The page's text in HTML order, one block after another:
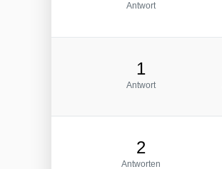
Antwort
1
Antwort
2
Antworten